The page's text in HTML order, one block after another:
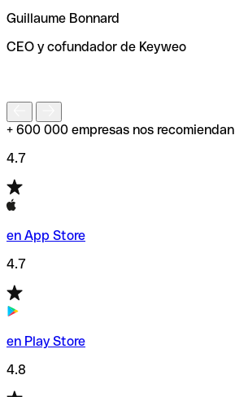
de enviar tu transferencia.
Guillaume Bonnard
CEO y cofundador de Keyweo
+ 600 000 empresas nos recomiendan
4.7
en App Store
4.7
en Play Store
4.8